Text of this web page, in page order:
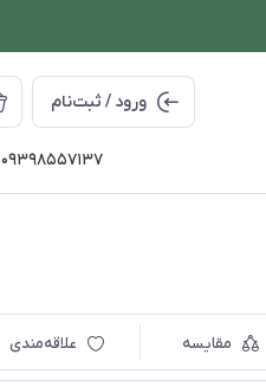
ورود / ثبت‌نام
09398557137
مقایسه علاقه‌مندی